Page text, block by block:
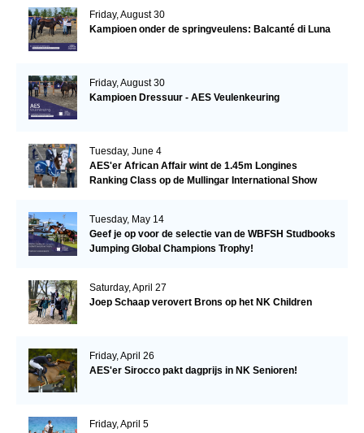
Friday, August 30
Kampioen onder de springveulens: Balcanté di Luna
Friday, August 30
Kampioen Dressuur - AES Veulenkeuring
Tuesday, June 4
AES'er African Affair wint de 1.45m Longines
Ranking Class op de Mullingar International Show
Tuesday, May 14
Geef je op voor de selectie van de WBFSH Studbooks
Jumping Global Champions Trophy!
Saturday, April 27
Joep Schaap verovert Brons op het NK Children
Friday, April 26
AES'er Sirocco pakt dagprijs in NK Senioren!
Friday, April 5